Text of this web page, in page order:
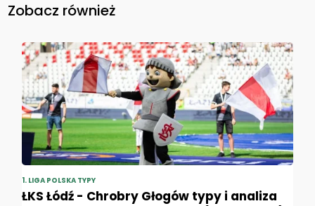
Zobacz również
1. LIGA POLSKA TYPY
ŁKS Łódź - Chrobry Głogów typy i analiza